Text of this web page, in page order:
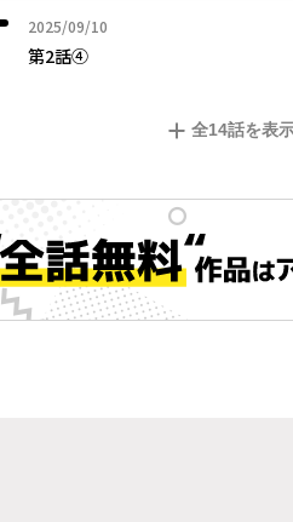
2025/09/10
2025年09月10日
第2話④
全14話を表